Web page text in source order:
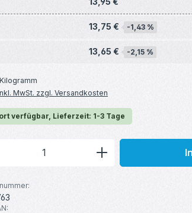
13,75 € -1,43 %
13,65 € -2,15 %
Kilogramm
MwSt. zzgl. Versandkosten
verfügbar, Lieferzeit: 1-3 Tage
Anzahl: Gib den